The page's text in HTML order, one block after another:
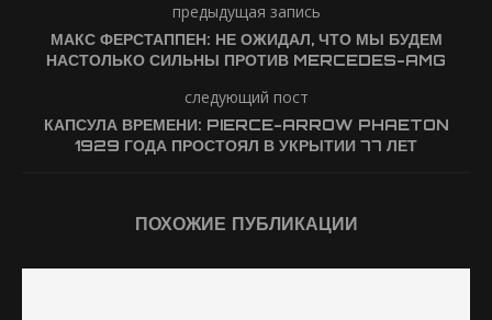
предыдущая запись
МАКС ФЕРСТАППЕН: НЕ ОЖИДАЛ, ЧТО МЫ БУДЕМ
НАСТОЛЬКО СИЛЬНЫ ПРОТИВ MERCEDES-AMG
следующий пост
КАПСУЛА ВРЕМЕНИ: PIERCE-ARROW PHAETON
1929 ГОДА ПРОСТОЯЛ В УКРЫТИИ 77 ЛЕТ
ПОХОЖИЕ ПУБЛИКАЦИИ